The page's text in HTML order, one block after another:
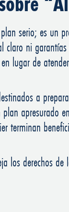
serio; es un
ni
lugar de
a
apresurado
terminan
los derechos